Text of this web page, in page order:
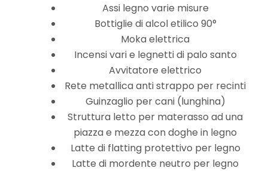
Assi legno varie misure
Bottiglie di alcol etilico 90°
Moka elettrica
Incensi vari e legnetti di palo santo
Avvitatore elettrico
Rete metallica anti strappo per recinti
Guinzaglio per cani (lunghina)
Struttura letto per materasso ad una
piazza e mezza con doghe in legno
Latte di flatting protettivo per legno
Latte di mordente neutro per legno